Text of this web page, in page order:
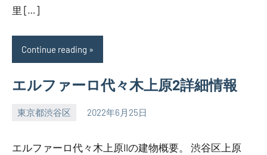
里 […]
Continue reading
エルファーロ代々木上原2詳細情報
東京都渋谷区 2022年6月25日
SEZIMO
エルファーロ代々木上原IIの建物概要。 渋谷区上原